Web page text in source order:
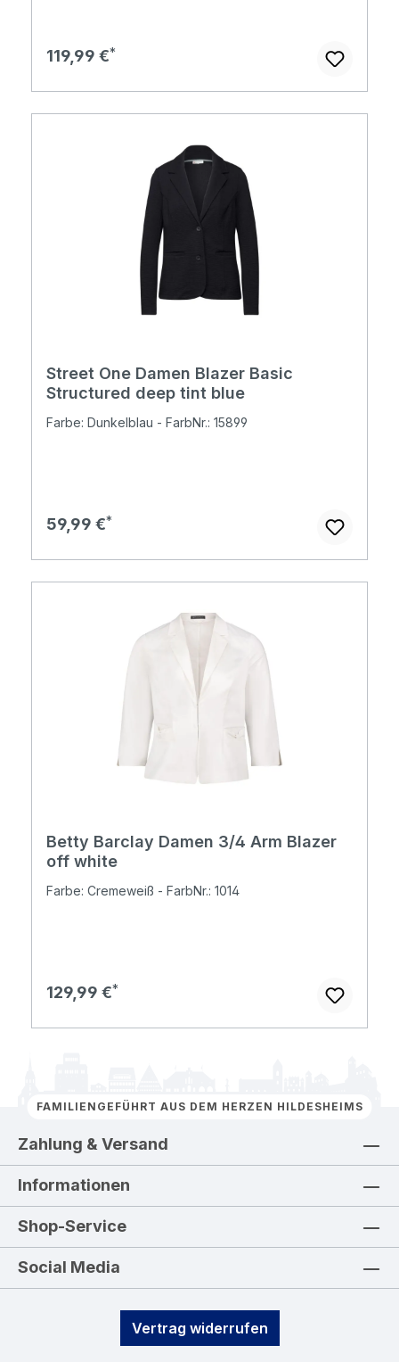
Regulärer Preis:
119,99 €
Street One Damen Blazer Basic
Structured deep tint blue
Farbe: Dunkelblau - FarbNr.: 15899
Regulärer Preis:
59,99 €
Betty Barclay Damen 3/4 Arm Blazer
off white
Farbe: Cremeweiß - FarbNr.: 1014
Regulärer Preis:
129,99 €
FAMILIENGEFÜHRT AUS DEM HERZEN HILDESHEIMS
Zahlung & Versand
Informationen
Shop-Service
Social Media
Vertrag widerrufen